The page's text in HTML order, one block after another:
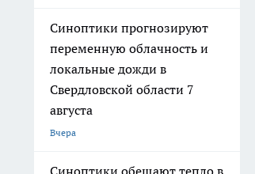
Синоптики прогнозируют
переменную облачность и
локальные дожди в
Свердловской области 7
августа
Вчера
Синоптики обещают тепло в